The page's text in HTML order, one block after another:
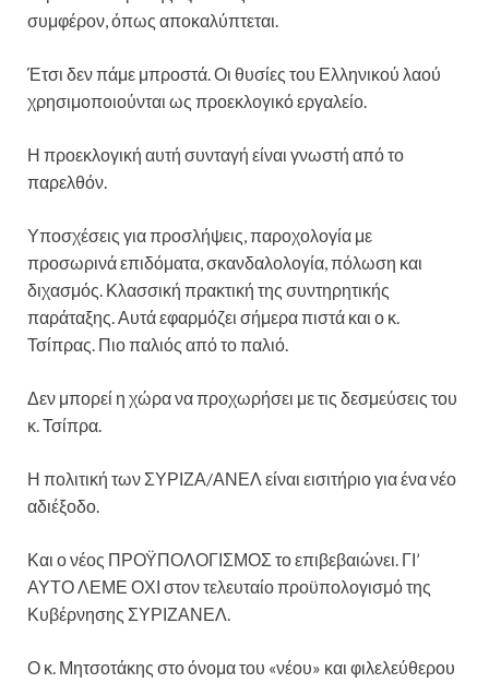
συμφέρον, όπως αποκαλύπτεται.
Έτσι δεν πάμε μπροστά. Οι θυσίες του Ελληνικού λαού
χρησιμοποιούνται ως προεκλογικό εργαλείο.
Η προεκλογική αυτή συνταγή είναι γνωστή από το
παρελθόν.
Υποσχέσεις για προσλήψεις, παροχολογία με
προσωρινά επιδόματα, σκανδαλολογία, πόλωση και
διχασμός. Κλασσική πρακτική της συντηρητικής
παράταξης. Αυτά εφαρμόζει σήμερα πιστά και ο κ.
Τσίπρας. Πιο παλιός από το παλιό.
Δεν μπορεί η χώρα να προχωρήσει με τις δεσμεύσεις του
κ. Τσίπρα.
Η πολιτική των ΣΥΡΙΖΑ/ΑΝΕΛ είναι εισιτήριο για ένα νέο
αδιέξοδο.
Και ο νέος ΠΡΟΫΠΟΛΟΓΙΣΜΟΣ το επιβεβαιώνει. ΓΙ’
ΑΥΤΟ ΛΕΜΕ ΟΧΙ στον τελευταίο προϋπολογισμό της
Κυβέρνησης ΣΥΡΙΖΑΝΕΛ.
Ο κ. Μητσοτάκης στο όνομα του «νέου» και φιλελεύθερου